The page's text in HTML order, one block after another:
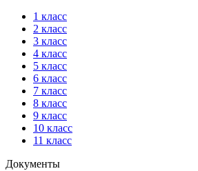
1 класс
2 класс
3 класс
4 класс
5 класс
6 класс
7 класс
8 класс
9 класс
10 класс
11 класс
Документы